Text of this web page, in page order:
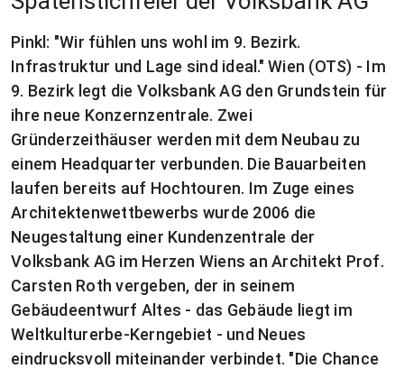
Pinkl: "Wir fühlen uns wohl im 9. Bezirk.
Infrastruktur und Lage sind ideal." Wien (OTS) - Im
9. Bezirk legt die Volksbank AG den Grundstein für
ihre neue Konzernzentrale. Zwei
Gründerzeithäuser werden mit dem Neubau zu
einem Headquarter verbunden. Die Bauarbeiten
laufen bereits auf Hochtouren. Im Zuge eines
Architektenwettbewerbs wurde 2006 die
Neugestaltung einer Kundenzentrale der
Volksbank AG im Herzen Wiens an Architekt Prof.
Carsten Roth vergeben, der in seinem
Gebäudeentwurf Altes - das Gebäude liegt im
Weltkulturerbe-Kerngebiet - und Neues
eindrucksvoll miteinander verbindet. "Die Chance